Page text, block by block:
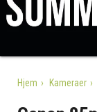
Hjem Kameraer